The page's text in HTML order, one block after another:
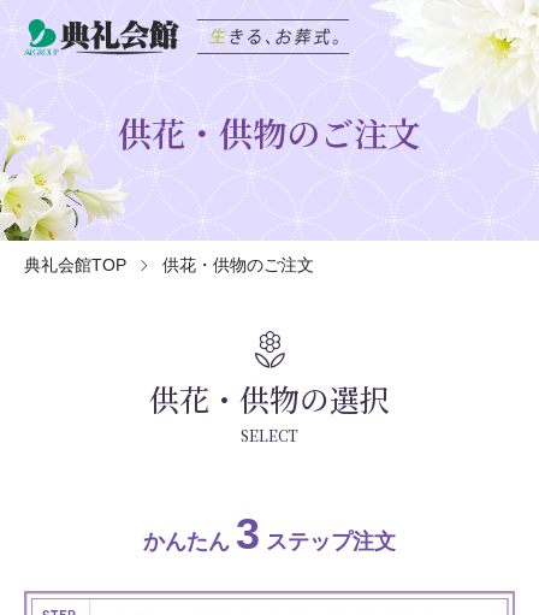
供花・供物のご注文
典礼会館TOP 供花・供物のご注文
local_florist
供花・供物の選択
SELECT
かんたん 3 ステップ注文